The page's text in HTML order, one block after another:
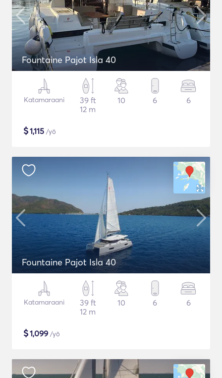
Fountaine Pajot Isla 40
Katamaraani
39 ft
12 m
10 6 6
$1,115 /yö
Fountaine Pajot Isla 40
Katamaraani
39 ft
12 m
10 6 6
$1,099 /yö